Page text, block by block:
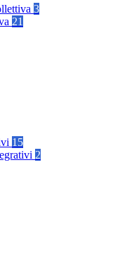
3
21
15
2